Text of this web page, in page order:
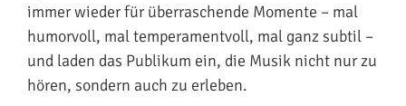
immer wieder für überraschende Momente – mal
humorvoll, mal temperamentvoll, mal ganz subtil –
und laden das Publikum ein, die Musik nicht nur zu
hören, sondern auch zu erleben.